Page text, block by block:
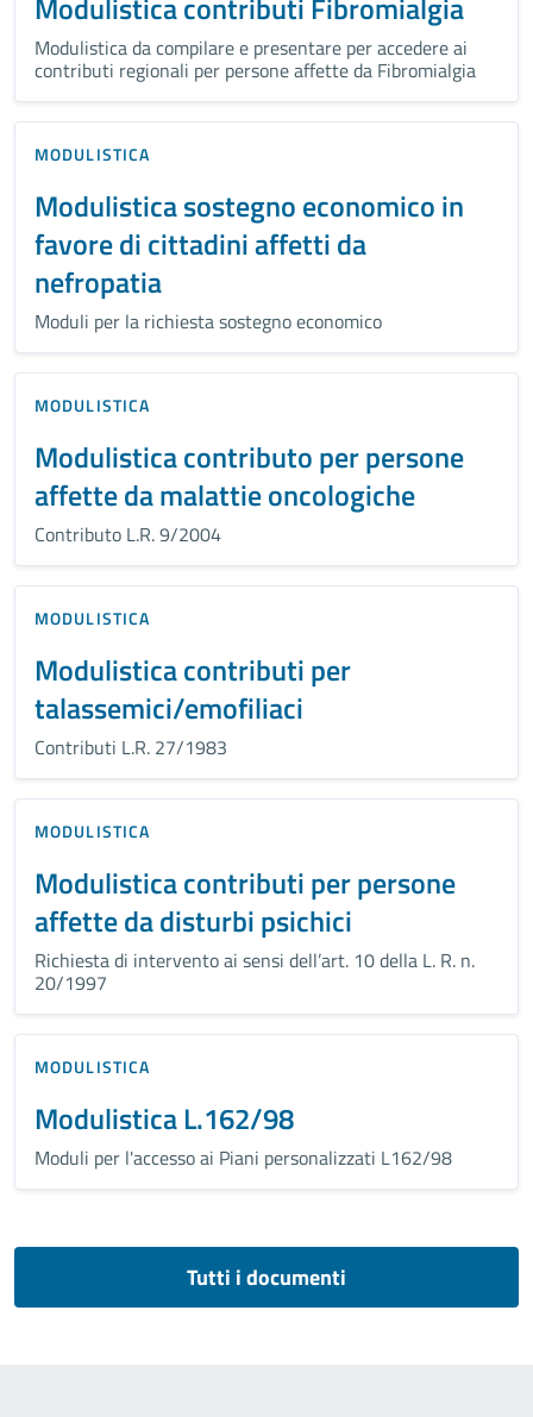
Modulistica da compilare e presentare per accedere ai
contributi regionali per persone affette da Fibromialgia
MODULISTICA
Modulistica sostegno economico in
favore di cittadini affetti da
nefropatia
Moduli per la richiesta sostegno economico
MODULISTICA
Modulistica contributo per persone
affette da malattie oncologiche
Contributo L.R. 9/2004
MODULISTICA
Modulistica contributi per
talassemici/emofiliaci
Contributi L.R. 27/1983
MODULISTICA
Modulistica contributi per persone
affette da disturbi psichici
Richiesta di intervento ai sensi dell’art. 10 della L. R. n.
20/1997
MODULISTICA
Modulistica L.162/98
Moduli per l'accesso ai Piani personalizzati L162/98
Tutti i documenti